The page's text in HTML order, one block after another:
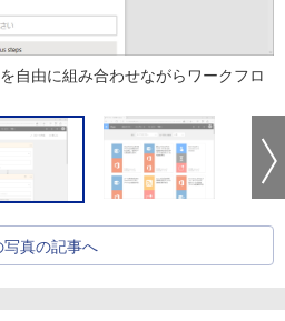
自由に組み合わせながらワークフロ
写真の記事へ